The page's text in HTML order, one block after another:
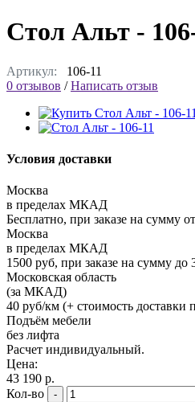
Стол Альт -
Артикул: 106-11
0 отзывов /Написать отзыв
Условия доставки
Москва
в пределах МКАД
Бесплатно, при заказе на сумму
Москва
в пределах МКАД
1500 руб, при заказе на сумму до
Московская область
(за МКАД)
40 руб/км (+ стоимость доставки
Подъём мебели
без лифта
Расчет индивидуальный.
Цена:
43 190 р.
Кол-во
-